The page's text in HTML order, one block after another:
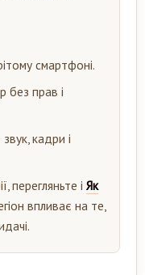
смартфоні.
без прав і
кадри і
перегляньте і Як
впливає на те,